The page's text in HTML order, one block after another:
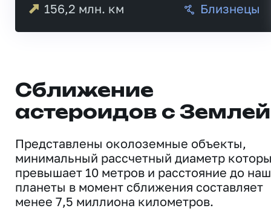
156,2 млн. км Близнецы
Сближение
астероидов с Землей
Представлены околоземные объекты,
минимальный рассчетный диаметр
превышает 10 метров и расстояние до
планеты в момент сближения составляет
менее 7,5 миллиона километров.